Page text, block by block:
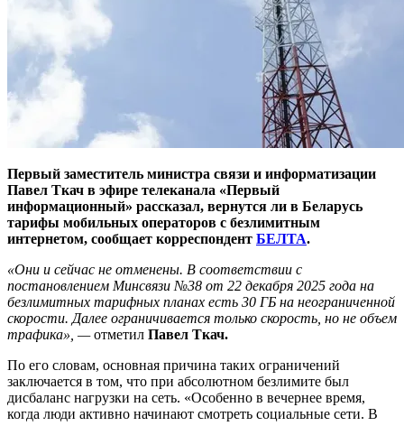
Первый заместитель министра связи и информатизации
Павел Ткач в эфире телеканала «Первый
информационный» рассказал, вернутся ли в Беларусь
тарифы мобильных операторов с безлимитным
интернетом, сообщает корреспондент БЕЛТА.
«Они и сейчас не отменены. В соответствии с
постановлением Минсвязи №38 от 22 декабря 2025 года на
безлимитных тарифных планах есть 30 ГБ на неограниченной
скорости. Далее ограничивается только скорость, но не объем
трафика», —отметил Павел Ткач.
По его словам, основная причина таких ограничений
заключается в том, что при абсолютном безлимите был
дисбаланс нагрузки на сеть. «Особенно в вечернее время,
когда люди активно начинают смотреть социальные сети. В